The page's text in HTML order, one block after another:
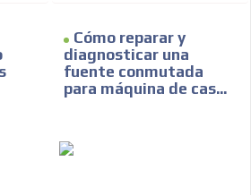
Cómo reparar y
diagnosticar una
fuente conmutada
para máquina de cas...